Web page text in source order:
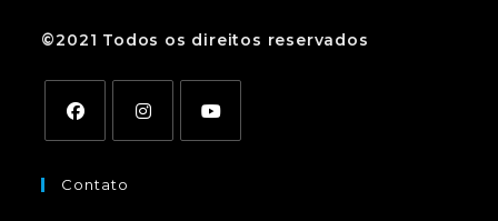
©2021 Todos os direitos reservados
Contato